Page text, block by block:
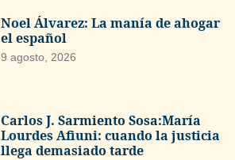
Noel Álvarez: La manía de ahogar
el español
9 agosto, 2026
Carlos J. Sarmiento Sosa:María
Lourdes Afiuni: cuando la justicia
llega demasiado tarde